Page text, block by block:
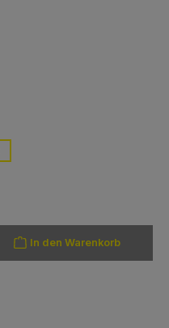
In den Warenkorb